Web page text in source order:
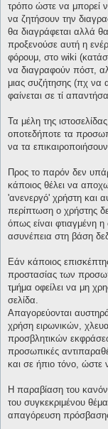
τρόπο ώστε να μπορεί
να ζητήσουν την
θα διαγράφεται αλλά
προξενούσε αυτή η
φόρουμ, στο wiki
να διαγραφούν πόστ,
μιας συζήτησης (πχ να
φαίνεται σε τί
Τα μέλη της
οποτεδήποτε τα
να τα
Προς το παρόν δεν
κάποιος θέλει να
'ανενεργό' χρήστη και
περίπτωση ο χρήστης
όπως είναι φτιαγμένη
ασυνέπεια στη βάση
Εάν κάποιος
προστασίας των
τμήμα οφείλει να μη
σελίδα.
Απαγορεύονται
χρήση ειρωνικών,
προσβλητικών
προσωπικές
και σε ήπιο τόνο, ώστε
Η παραβίαση του
του συγκεκριμένου
απαγόρευση